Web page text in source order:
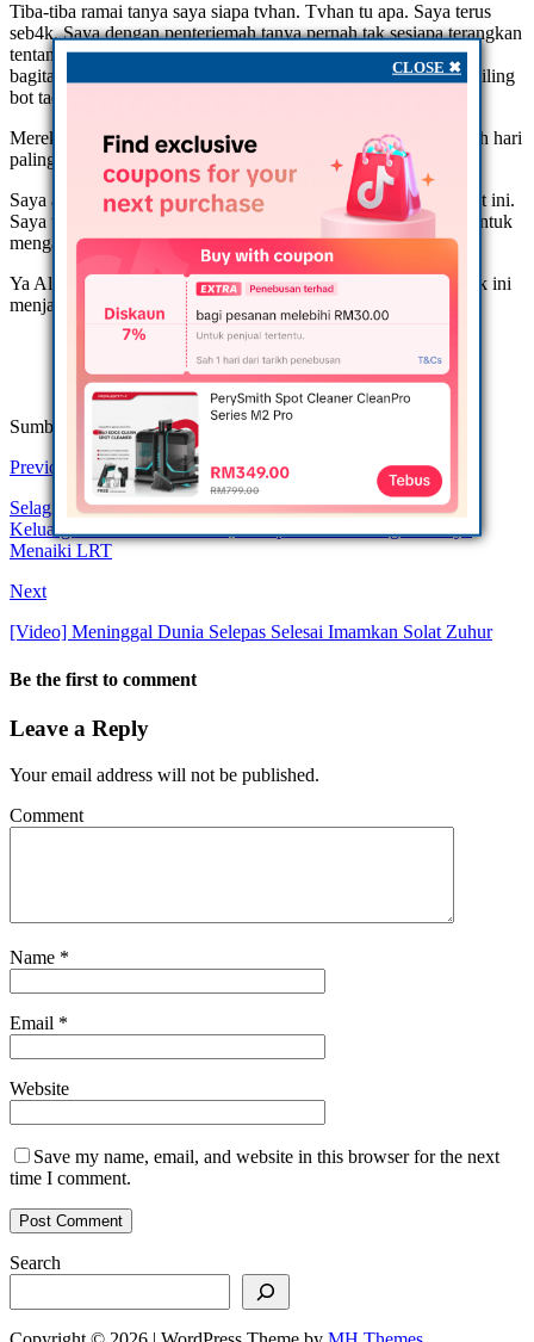
Tiba-tiba ramai tanya saya siapa tvhan. Tvhan tu apa. Saya terus
seb4k. Saya dengan penterjemah tanya pernah tak sesiapa terangkan
tentang ag4ma. Mereka jawab tiada. Kami tak tahu. ToIong
bagitahu kami. Saya terus seb4k. Saya kumpulkan semua dikeliling
bot tadi.
Mereka semua terus percaya. Saya ajar mereka syahadah. Inilah hari
paling sed1h gembira dalam hidup saya. Terima kasih Allah.
Saya akan terus bntu makanan untuk seluruh kampung atas laut ini.
Saya tengah urus untuk bina sekolah. Tengah cari guru ustaz untuk
mengajar mereka.
Ya Allah bntulah mudahkanlah diriku untuk pastikan anak-anak ini
menjadi manusia berguna.
Sumber: Ebit Lew
Previous
Selagi Saya Hῗdup, Saya Akan Buat Terbaik Untuk Anak &
Keluarga’.. Lelaki Bὔta Vῗral, Setiap Hari Gendong Anaknya
Menaiki LRT
Next
[Video] Meninggal Dunia Selepas Selesai Imamkan Solat Zuhur
Be the first to comment
Leave a Reply
Your email address will not be published.
Comment
Name *
Email *
Website
Save my name, email, and website in this browser for the next
time I comment.
CLOSE ✖
Search